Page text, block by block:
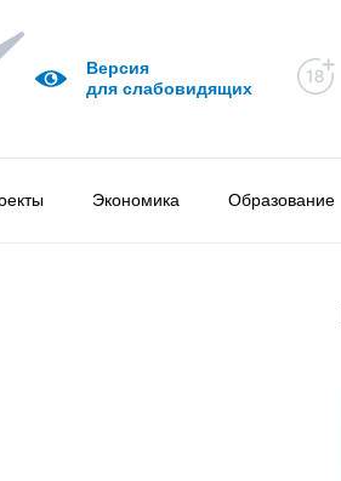
Версия
для слабовидящих
Экономика Образование